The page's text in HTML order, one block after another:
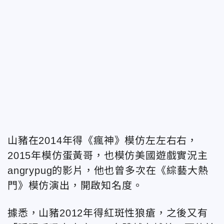
山豬在2014年得《瘋神》模仿左左右右，
2015年模仿蛋黃哥，也模仿美國遊戲實況主
angrypug的影片，他也曾多次在《綜藝大熱
門》模仿演出，開啟知名度。
據悉，山豬2012年得紅斑性狼瘡，之後又有